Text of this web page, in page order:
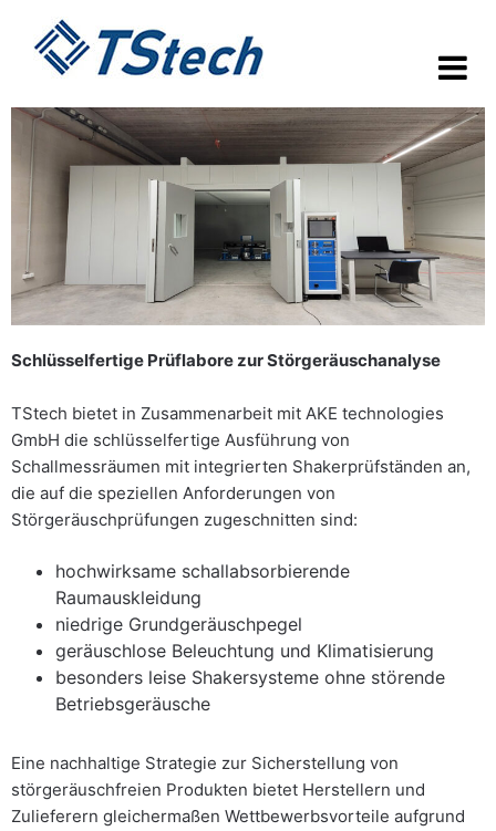
Schlüsselfertige Prüflabore zur Störgeräuschanalyse
TStech bietet in Zusammenarbeit mit AKE technologies
GmbH die schlüsselfertige Ausführung von
Schallmessräumen mit integrierten Shakerprüfständen an,
die auf die speziellen Anforderungen von
Störgeräuschprüfungen zugeschnitten sind:
hochwirksame schallabsorbierende
Raumauskleidung
niedrige Grundgeräuschpegel
geräuschlose Beleuchtung und Klimatisierung
besonders leise Shakersysteme ohne störende
Betriebsgeräusche
Eine nachhaltige Strategie zur Sicherstellung von
störgeräuschfreien Produkten bietet Herstellern und
Zulieferern gleichermaßen Wettbewerbsvorteile aufgrund